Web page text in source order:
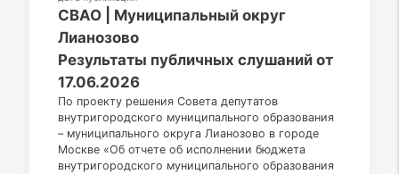
СВАО | Муниципальный округ
Лианозово
Результаты публичных слушаний от
17.06.2026
По проекту решения Совета депутатов
внутригородского муниципального образования
– муниципального округа Лианозово в городе
Москве «Об отчете об исполнении бюджета
внутригородского муниципального образования